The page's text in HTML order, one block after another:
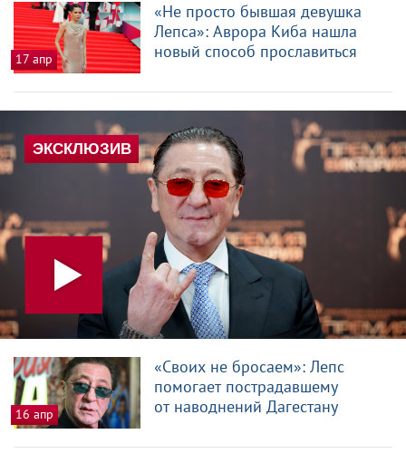
17 апр
«Не просто бывшая девушка
Лепса»: Аврора Киба нашла
новый способ прославиться
16 апр
«Своих не бросаем»: Лепс
помогает пострадавшему
от наводнений Дагестану